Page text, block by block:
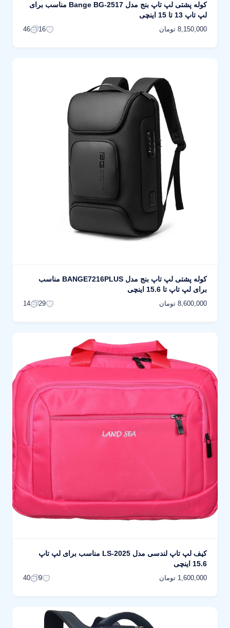
کوله پشتی لپ تاپ بنج مدل Bange BG-2517 مناسب برای
لپ تاپ 13 تا 15 اینچی
8,150,000 تومان 16
46
کوله پشتی لپ تاپ بنج مدل BANGE7216PLUS مناسب
برای لپ تاپ تا 15.6 اینچی
8,600,000 تومان 29
14
کیف لپ تاپ لندسی مدل LS-2025 مناسب برای لپ تاپ
15.6 اینچی
1,600,000 تومان 9
40